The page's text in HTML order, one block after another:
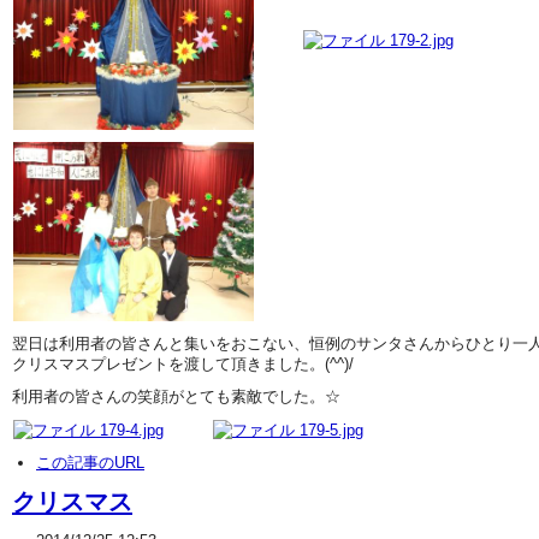
翌日は利用者の皆さんと集いをおこない、恒例のサンタさんからひとり一
クリスマスプレゼントを渡して頂きました。(^^)/
利用者の皆さんの笑顔がとても素敵でした。☆
この記事のURL
クリスマス